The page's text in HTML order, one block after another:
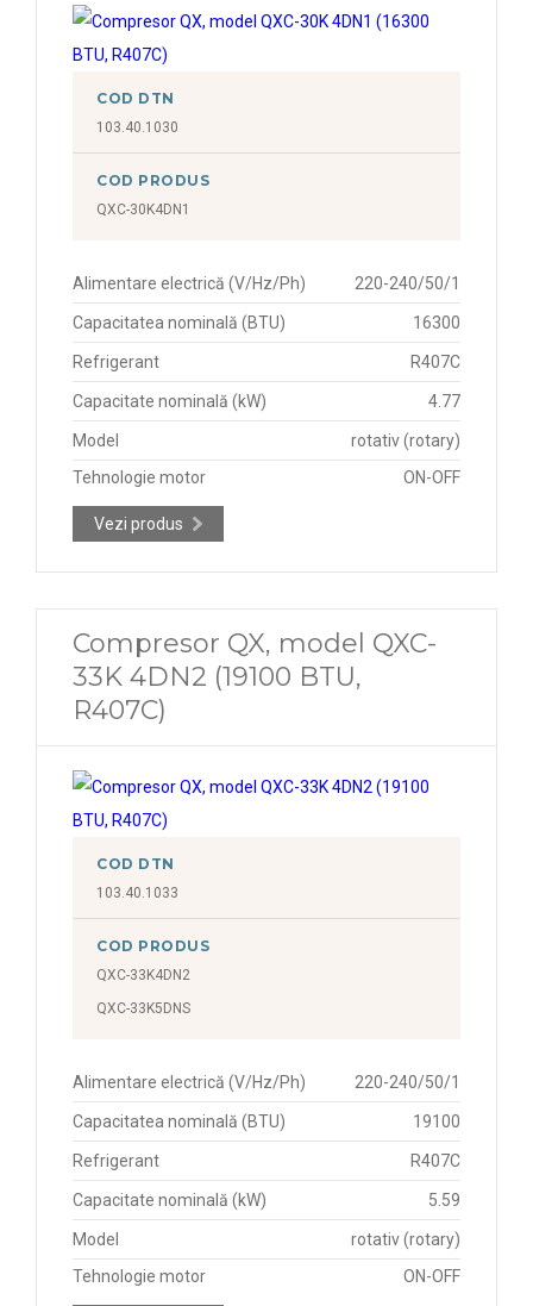
COD DTN
103.40.1030
COD PRODUS
QXC-30K4DN1
Alimentare electrică (V/Hz/Ph) 220-240/50/1
Capacitatea nominală (BTU) 16300
Refrigerant R407C
Capacitate nominală (kW) 4.77
Model
rotativ (rotary)
Tehnologie motor
ON-OFF
Vezi produs
Compresor QX, model QXC-
33K 4DN2 (19100 BTU,
R407C)
COD DTN
103.40.1033
COD PRODUS
QXC-33K4DN2
QXC-33K5DNS
Alimentare electrică (V/Hz/Ph) 220-240/50/1
Capacitatea nominală (BTU) 19100
Refrigerant R407C
Capacitate nominală (kW) 5.59
Model
rotativ (rotary)
Tehnologie motor
ON-OFF